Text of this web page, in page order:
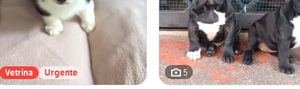
Vetrina Urgente 5